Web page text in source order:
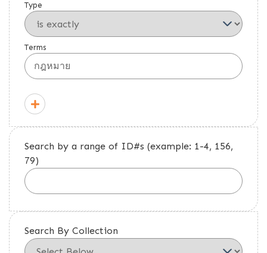
Type
Terms
Search by a range of ID#s (example: 1-4, 156,
79)
Search By Collection